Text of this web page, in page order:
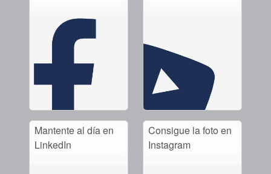
Mantente al día en
LinkedIn
Consigue la foto en
Instagram